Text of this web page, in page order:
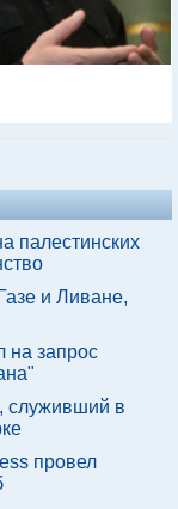
палестинских
и Ливане,
на запрос
служивший в
провел